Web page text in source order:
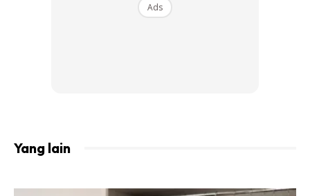
5.Duit letrik, air, wifi anak
Ads
Yang lain